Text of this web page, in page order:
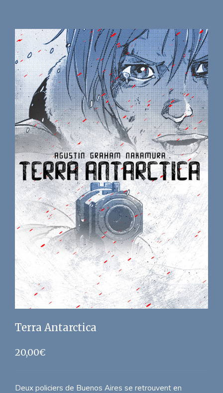
Terra Antarctica
20,00€
Deux policiers de Buenos Aires se retrouvent en